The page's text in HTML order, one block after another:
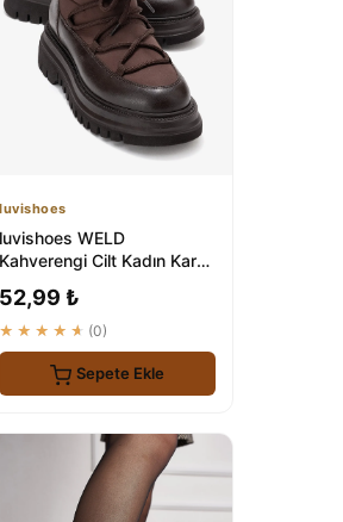
luvishoes
luvishoes WELD
Kahverengi Cilt Kadın Kar
Ayaklıkları
52,99 ₺
★★★★★ (0)
Sepete Ekle